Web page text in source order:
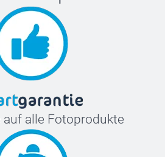
alle Fotoprodukte